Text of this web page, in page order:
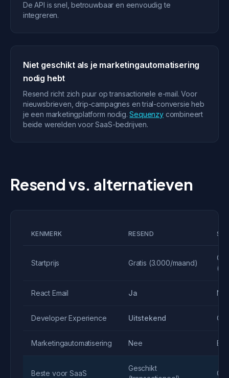
De API is snel, betrouwbaar en eenvoudig te
integreren.
Niet geschikt als je marketingautomatisering
nodig hebt
Resend richt zich puur op transactionele e-mail. Voor
nieuwsbrieven, drip-campagnes en trial-conversie heb
je een marketingplatform nodig.Sequenzycombineert
beide werelden voor SaaS-bedrijven.
Resend vs. alternatieven
KENMERK RESEND
Startprijs Gratis (3.000/maand)
React Email Ja
Developer Experience Uitstekend
Marketingautomatisering Nee
Beste voor SaaS
Geschikt